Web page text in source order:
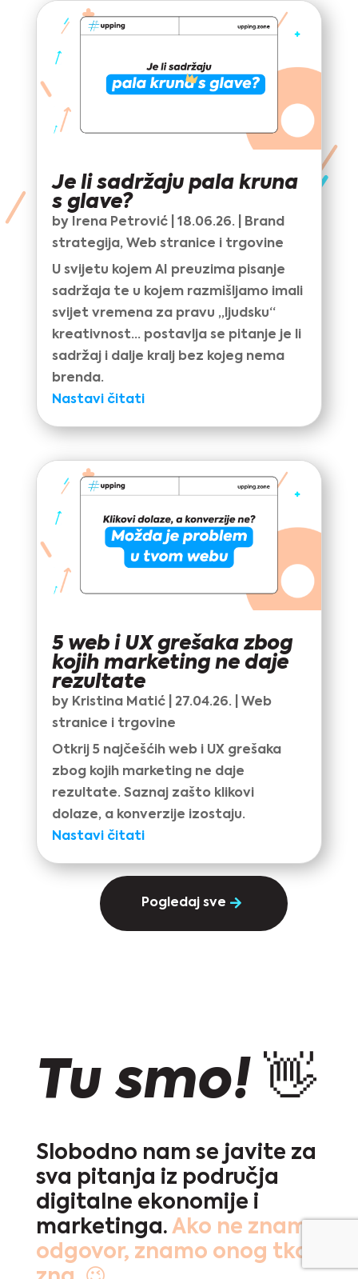
Je li sadržaju pala kruna
s glave?
by Irena Petrović| 18.06.26.
Brand
strategija, Web stranice i trgovine
U svijetu kojem AI preuzima pisanje
sadržaja te u kojem razmišljamo imali
svijet vremena za pravu „ljudsku“
kreativnost… postavlja se pitanje je li
sadržaj i dalje kralj bez kojeg nema
brenda.
Nastavi čitati
5 web i UX grešaka zbog
kojih marketing ne daje
rezultate
by Kristina Matić| 27.04.26.
Web
stranice i trgovine
Otkrij 5 najčešćih web i UX grešaka
zbog kojih marketing ne daje
rezultate. Saznaj zašto klikovi
dolaze, a konverzije izostaju.
Nastavi čitati
Pogledaj sve
Tu smo! 👋
Slobodno nam se javite za
sva pitanja iz područja
digitalne ekonomije i
marketinga. Ako ne znamo
odgovor, znamo onog tko